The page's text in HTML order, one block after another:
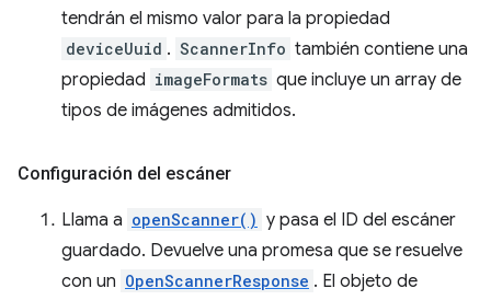
tendrán el mismo valor para la propiedad
deviceUuid . ScannerInfo también contiene una
propiedad imageFormats que incluye un array de
tipos de imágenes admitidos.
Configuración del escáner
Llama a openScanner() y pasa el ID del escáner
guardado. Devuelve una promesa que se resuelve
con un OpenScannerResponse . El objeto de